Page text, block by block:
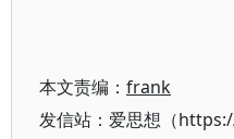
本文责编： frank
发信站：爱思想（